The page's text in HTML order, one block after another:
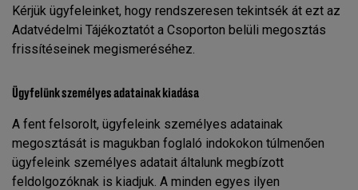
Kérjük ügyfeleinket, hogy rendszeresen tekintsék át ezt az
Adatvédelmi Tájékoztatót a Csoporton belüli megosztás
frissítéseinek megismeréséhez.
Ügyfelünk személyes adatainak kiadása
A fent felsorolt, ügyfeleink személyes adatainak
megosztását is magukban foglaló indokokon túlmenően
ügyfeleink személyes adatait általunk megbízott
feldolgozóknak is kiadjuk. A minden egyes ilyen